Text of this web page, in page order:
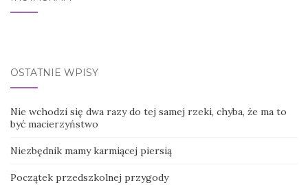
OSTATNIE WPISY
Nie wchodzi się dwa razy do tej samej rzeki, chyba, że ma to
być macierzyństwo
Niezbędnik mamy karmiącej piersią
Początek przedszkolnej przygody